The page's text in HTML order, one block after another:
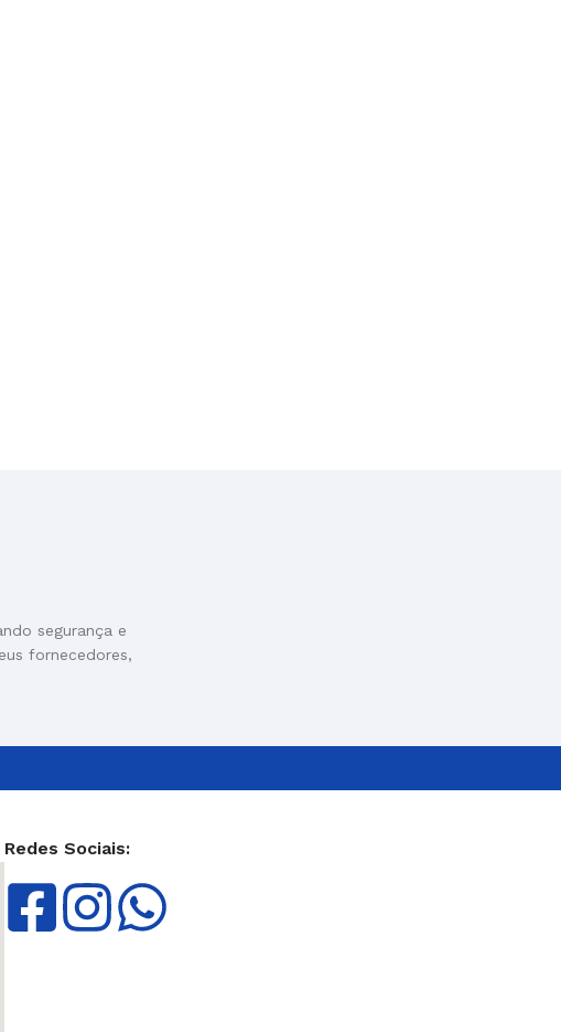
segurança e
fornecedores,
Redes Sociais: